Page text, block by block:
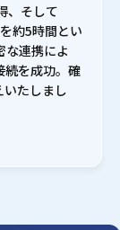
、そして
約5時間とい
な連携によ
続を成功。確
たしまし